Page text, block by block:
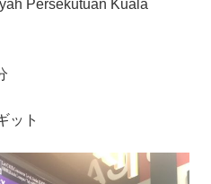
Persekutuan Kuala
ット